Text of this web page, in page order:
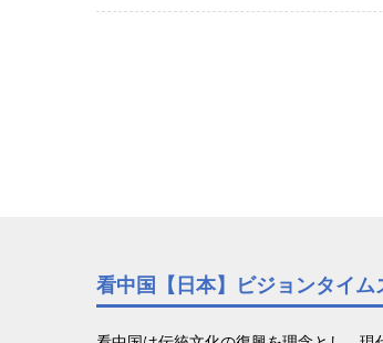
看中国【日本】ビジョンタイ